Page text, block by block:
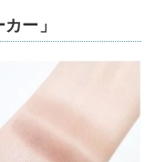
ー」